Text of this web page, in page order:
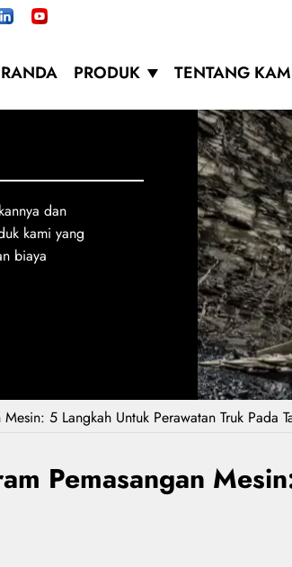
PRODUK TENTANG
dan
kami yang
biaya
5 Langkah Untuk Perawatan Truk Pada
Pemasangan